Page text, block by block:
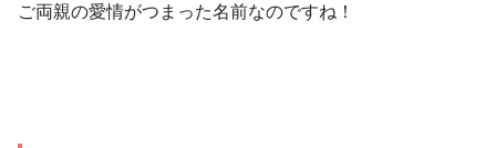
ご両親の愛情がつまった名前なのですね！